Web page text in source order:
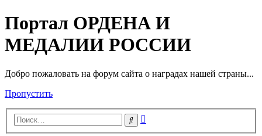
Портал ОРДЕНА И
МЕДАЛИИ РОССИИ
Добро пожаловать на форум сайта о наградах нашей страны...
Пропустить
Поиск